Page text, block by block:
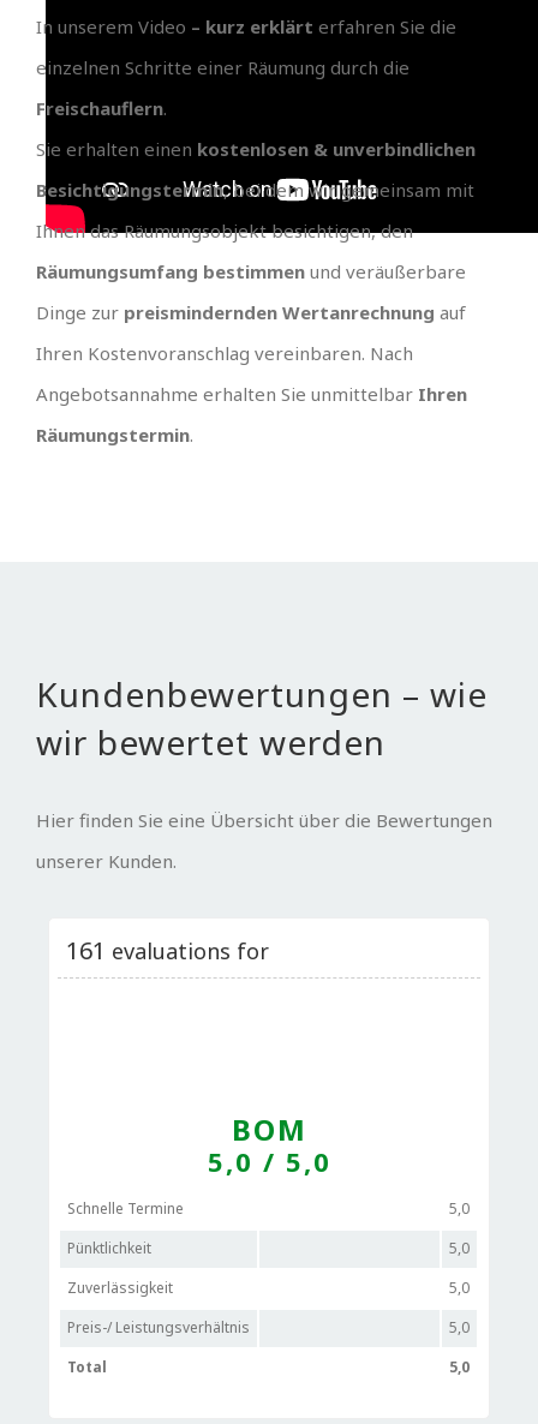
In unserem Video – kurz erklärt erfahren Sie die
einzelnen Schritte einer Räumung durch die
Freischauflern.
Sie erhalten einen kostenlosen & unverbindlichen
Besichtigungstermin, bei dem wir gemeinsam mit
Ihnen das Räumungsobjekt besichtigen, den
Räumungsumfang bestimmen und veräußerbare
Dinge zur preismindernden Wertanrechnung auf
Ihren Kostenvoranschlag vereinbaren. Nach
Angebotsannahme erhalten Sie unmittelbar Ihren
Räumungstermin.
Kundenbewertungen – wie
wir bewertet werden
Hier finden Sie eine Übersicht über die Bewertungen
unserer Kunden.
161 evaluations for
BOM
5,0 / 5,0
Schnelle Termine
5,0
Pünktlichkeit
5,0
Zuverlässigkeit
5,0
Preis-/ Leistungsverhältnis
5,0
Total
5,0